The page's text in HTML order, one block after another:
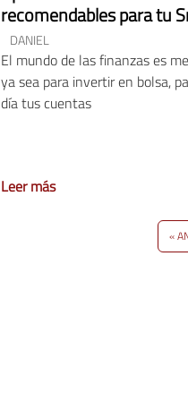
recomendables para tu
DANIEL
El mundo de las finanzas es
ya sea para invertir en bolsa,
día tus cuentas
Leer más
«